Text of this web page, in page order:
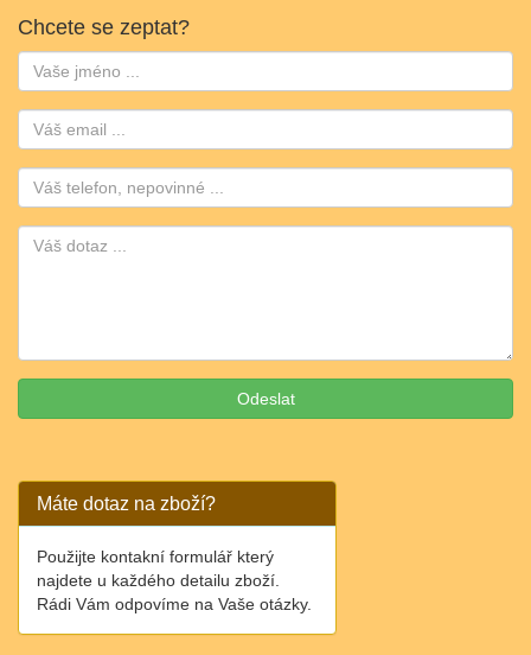
Chcete se zeptat?
Jméno:
Email:
Telefon:
Máte dotaz na zboží?
Použijte kontakní formulář který
najdete u každého detailu zboží.
Rádi Vám odpovíme na Vaše otázky.